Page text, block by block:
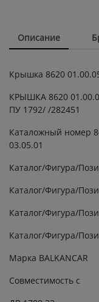
устройство
quantity
Описание
Крышка 8620
КРЫШКА 8620
ПУ 1792/ /282451
Каталожный номер
03.05.01
Каталог/Фигура/
Каталог/Фигура/
Каталог/Фигура/
Каталог/Фигура/
Марка BALKANCAR
Совместимость с